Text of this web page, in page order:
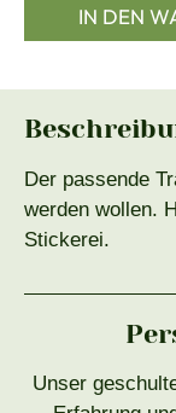
IN DEN
Der passende
werden wollen.
Stickerei.
Unser